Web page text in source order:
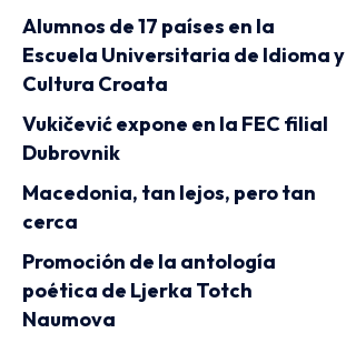
Alumnos de 17 países en la
Escuela Universitaria de Idioma y
Cultura Croata
Vukičević expone en la FEC filial
Dubrovnik
Macedonia, tan lejos, pero tan
cerca
Promoción de la antología
poética de Ljerka Totch
Naumova